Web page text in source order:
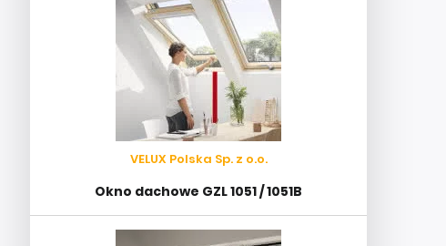
VELUX Polska Sp. z o.o.
Okno dachowe GZL 1051 / 1051B